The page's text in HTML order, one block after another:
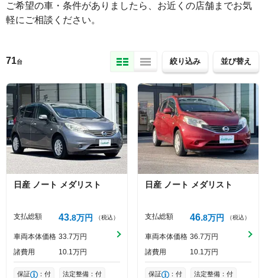
ご希望の車・条件がありましたら、お近くの店舗までお気
軽にご相談ください。
71台 絞り込み 並び替え
日産 ノート メダリスト
支払総額 43 8万円 （税込）
車両本体価格 33 7万円
諸費用
10 1 万円
保証 ：付 法定整備：付
日産 ノート メダリスト
支払総額 46 8万円 （税込）
車両本体価格 36 7万円
諸費用
10 1 万円
保証 ：付 法定整備：付